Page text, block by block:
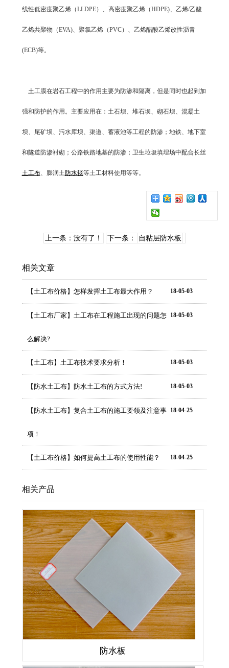
线性低密度聚乙烯（LLDPE）、高密度聚乙烯（HDPE)、乙烯/乙酸
乙烯共聚物（EVA)、聚氯乙烯（PVC）、乙烯醋酸乙烯改性沥青
(ECB)等。
土工膜在岩石工程中的作用主要为防渗和隔离，但是同时也起到加
强和防护的作用。主要应用在：土石坝、堆石坝、砌石坝、混凝土
坝、尾矿坝、污水库坝、渠道、蓄液池等工程的防渗；地铁、地下室
和隧道防渗衬砌；公路铁路地基的防渗；卫生垃圾填埋场中配合长丝
土工布、膨润土防水毯等土工材料使用等等。
上一条：没有了！ 下一条： 自粘层防水板
相关文章
18-05-03
【土工布价格】怎样发挥土工布最大作用？
18-05-03
【土工布厂家】土工布在工程施工出现的问题怎
么解决?
18-05-03
【土工布】土工布技术要求分析！
18-05-03
【防水土工布】防水土工布的方式方法!
18-04-25
【防水土工布】复合土工布的施工要领及注意事
项！
18-04-25
【土工布价格】如何提高土工布的使用性能？
相关产品
防水板